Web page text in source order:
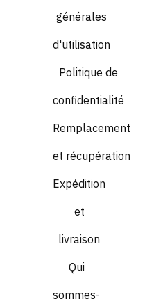
générales
d'utilisation
Politique de
confidentialité
Remplacement
et récupération
Expédition
et
livraison
Qui
sommes-